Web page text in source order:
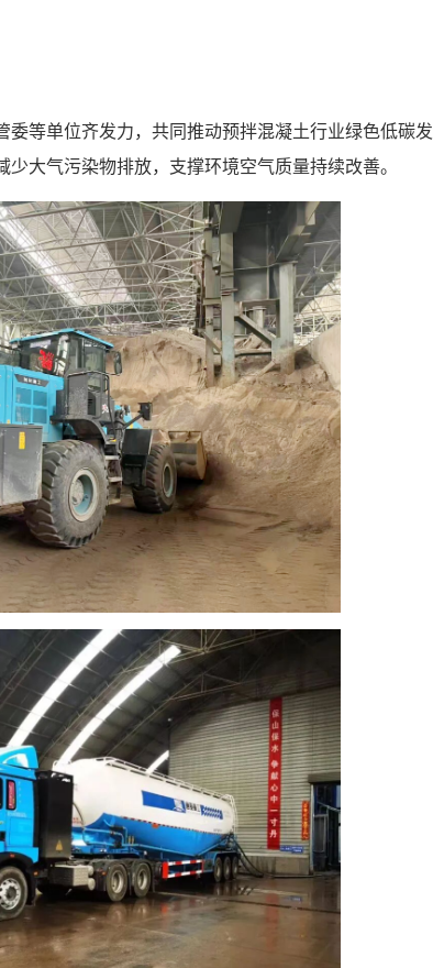
等单位齐发力，共同推动预拌混凝土行业绿色低碳发
大气污染物排放，支撑环境空气质量持续改善。